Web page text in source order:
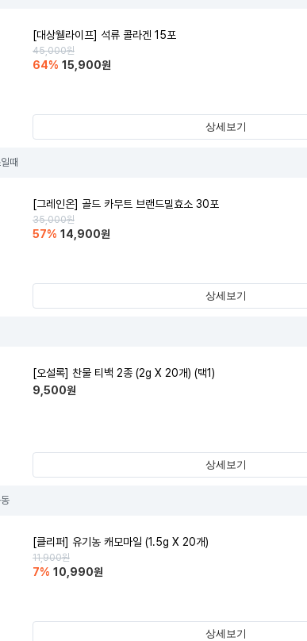
[대상웰라이프] 석류 콜라겐 15포
45,000원
64% 15,900원
상세보기
때
[그레인온] 골드 카무트 브랜드밀효소 30포
35,000원
57% 14,900원
상세보기
[오설록] 찬물 티백 2종 (2g X 20개) (택1)
9,500원
상세보기
[클리퍼] 유기농 캐모마일 (1.5g X 20개)
11,900원
7% 10,990원
상세보기